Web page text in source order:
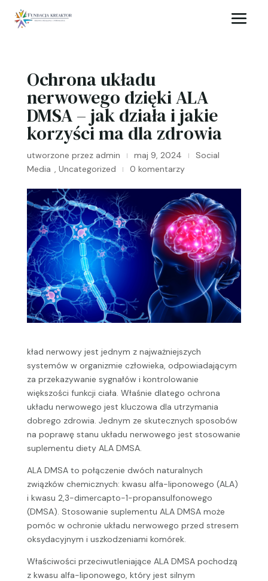
Ochrona układu
nerwowego dzięki ALA
DMSA – jak działa i jakie
korzyści ma dla zdrowia
utworzone przez admin | maj 9, 2024 |
Social
Media , Uncategorized | 0 komentarzy
kład nerwowy jest jednym z najważniejszych
systemów w organizmie człowieka, odpowiadającym
za przekazywanie sygnałów i kontrolowanie
większości funkcji ciała. Właśnie dlatego ochrona
układu nerwowego jest kluczowa dla utrzymania
dobrego zdrowia. Jednym ze skutecznych sposobów
na poprawę stanu układu nerwowego jest stosowanie
suplementu diety ALA DMSA.
ALA DMSA to połączenie dwóch naturalnych
związków chemicznych: kwasu alfa-liponowego (ALA)
i kwasu 2,3-dimercapto-1-propansulfonowego
(DMSA). Stosowanie suplementu ALA DMSA może
pomóc w ochronie układu nerwowego przed stresem
oksydacyjnym i uszkodzeniami komórek.
Właściwości przeciwutleniające ALA DMSA pochodzą
z kwasu alfa-liponowego, który jest silnym